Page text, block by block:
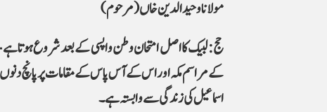
مولانا وحید الدین خاں (مرحوم)
حج : لبیک کا اصل امتحان وطن واپسی کے بعد شروع ہوتا ہے
اسماعیل کی زندگی سے وابستہ ہے۔